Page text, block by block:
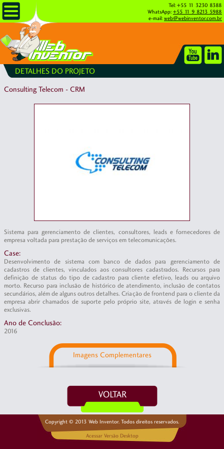
Tel: +55 11 3230 8388
WhatsApp: +55 11 9 8213 5988
e-mail: web@webinventor.com.br
DETALHES DO PROJETO
Consulting Telecom - CRM
Sistema para gerenciamento de clientes, consultores, leads e fornecedores de
empresa voltada para prestação de serviços em telecomunicações.
Case:
Desenvolvimento de sistema com banco de dados para gerenciamento de
cadastros de clientes, vinculados aos consultores cadastrados. Recursos para
definição de status do tipo de cadastro para cliente efetivo, leads ou arquivo
morto. Recurso para inclusão de histórico de atendimento, inclusão de contatos
secundários, além de alguns outros detalhes. Criação de frontend para o cliente da
empresa abrir chamados de suporte pelo próprio site, através de login e senha
exclusivas.
Ano de Conclusão:
2016
Imagens Complementares
Copyright © 2013 Web Inventor. Todos direitos reservados.
Acessar Versão Desktop